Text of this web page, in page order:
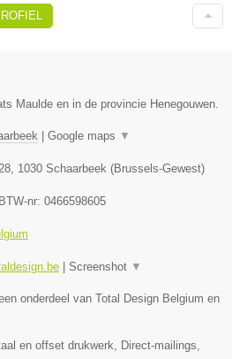
Maulde en in de provincie Henegouwen.
| Google maps ▼
1030 Schaarbeek (Brussels-Gewest)
BTW-nr: 0466598605
| Screenshot ▼
onderdeel van Total Design Belgium en
en offset drukwerk, Direct-mailings,